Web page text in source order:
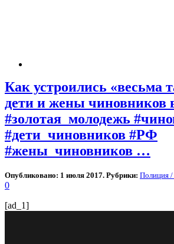
Как устроились «весьма
дети и жены
#золотая_молодежь
#дети_чиновников #РФ
#жены_чиновников …
Опубликовано: 1 июля 2017. Рубрики: Полиция
0
[ad_1]